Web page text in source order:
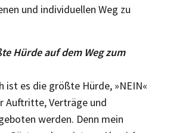
und indivi­duellen Weg zu
Hürde auf dem Weg zum
ist es die größte Hürde, »NEIN«
Auftritte, Verträge und
werden. Denn mein